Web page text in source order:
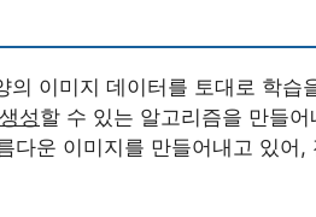
의 이미지 데이터를 토대로 학습
성할 수 있는 알고리즘을 만들어
다운 이미지를 만들어내고 있어